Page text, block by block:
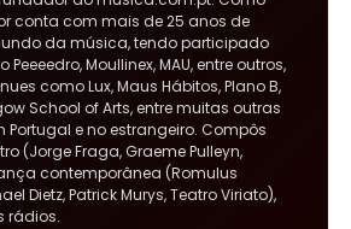
conta com mais de 25 anos de
da música, tendo participado
Moullinex, MAU, entre outros,
como Lux, Maus Hábitos, Plano B,
School of Arts, entre muitas outras
Portugal e no estrangeiro. Compôs
(Jorge Fraga, Graeme Pulleyn,
contemporânea (Romulus
Dietz, Patrick Murys, Teatro Viriato),
rádios.